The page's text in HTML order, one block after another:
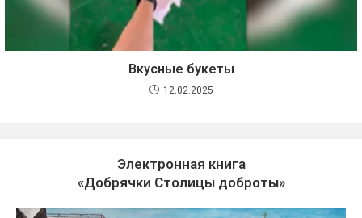
Вкусные букеты
12.02.2025
Электронная книга
«Добрячки Столицы доброты»